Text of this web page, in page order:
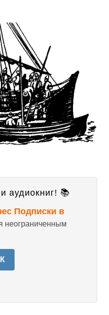
аудиокниг! 📚
Подписки в
неограниченным